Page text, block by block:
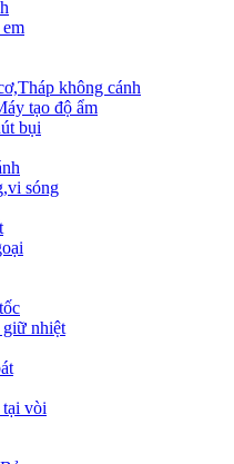
không cánh
tạo độ ẩm
bụi
sóng
nhiệt
vòi